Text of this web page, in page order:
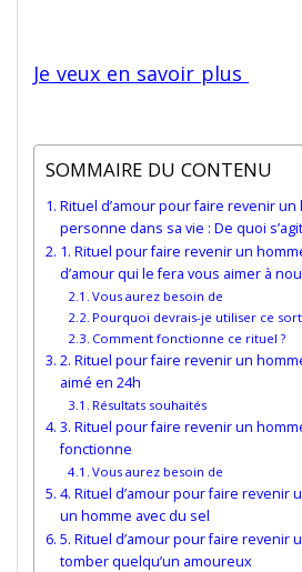
Je veux en savoir plus
SOMMAIRE DU CONTENU
Rituel d’amour pour faire revenir
personne dans sa vie : De quoi
1. Rituel pour faire revenir un
d’amour qui le fera vous aimer à
Vous aurez besoin de
Pourquoi devrais-je utiliser ce sort
Comment fonctionne ce rituel ?
2. Rituel pour faire revenir un
aimé en 24h
Résultats souhaités
3. Rituel pour faire revenir un
fonctionne
Vous aurez besoin de
4. Rituel d’amour pour faire revenir
un homme avec du sel
5. Rituel d’amour pour faire revenir
tomber quelqu’un amoureux